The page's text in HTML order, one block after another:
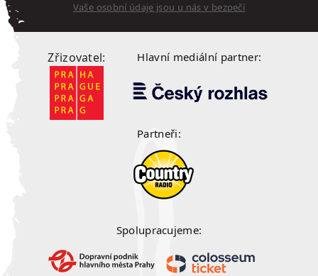
Vaše osobní údaje jsou u nás v bezpečí
Zřizovatel: Hlavní mediální partner:
Partneři:
Spolupracujeme: